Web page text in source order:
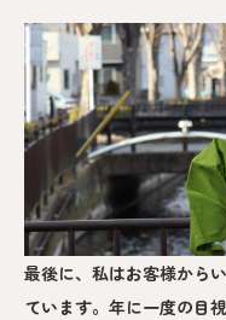
最後に、私はお客様から
ています。年に一度の目